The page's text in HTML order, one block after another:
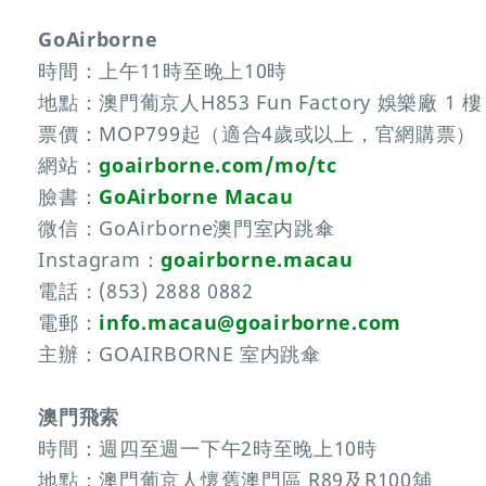
GoAirborne
時間：上午11時至晚上10時
地點：澳門葡京人H853 Fun Factory 娛樂廠 1
票價：MOP799起（適合4歲或以上，官網購票）
網站：goairborne.com/mo/tc
臉書： GoAirborne Macau
微信：GoAirborne澳門室内跳傘
Instagram：goairborne.macau
電話：(853) 2888 0882
電郵： info.macau@goairborne.com
主辦：GOAIRBORNE 室内跳傘
澳門飛索
時間：週四至週一下午2時至晚上10時
地點：澳門葡京人懷舊澳門區 R89及R100舖